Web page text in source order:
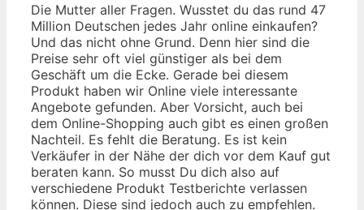
Die Mutter aller Fragen. Wusstet du das rund 47
Million Deutschen jedes Jahr online einkaufen?
Und das nicht ohne Grund. Denn hier sind die
Preise sehr oft viel günstiger als bei dem
Geschäft um die Ecke. Gerade bei diesem
Produkt haben wir Online viele interessante
Angebote gefunden. Aber Vorsicht, auch bei
dem Online-Shopping auch gibt es einen großen
Nachteil. Es fehlt die Beratung. Es ist kein
Verkäufer in der Nähe der dich vor dem Kauf gut
beraten kann. So musst Du dich also auf
verschiedene Produkt Testberichte verlassen
können. Diese sind jedoch auch zu empfehlen.